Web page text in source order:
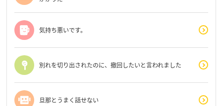
気持ち悪いです。
別れを切り出されたのに、撤回したいと言われました
旦那とうまく話せない